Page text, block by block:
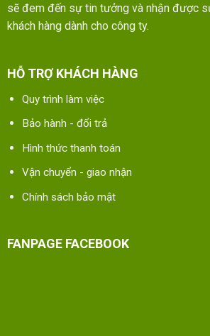
sẽ đem đến sự tin tưởng và nhận được
khách hàng dành cho công ty.
HỖ TRỢ KHÁCH HÀNG
Quy trình làm việc
Bảo hành - đổi trả
Hình thức thanh toán
Vận chuyển - giao nhận
Chính sách bảo mật
FANPAGE FACEBOOK